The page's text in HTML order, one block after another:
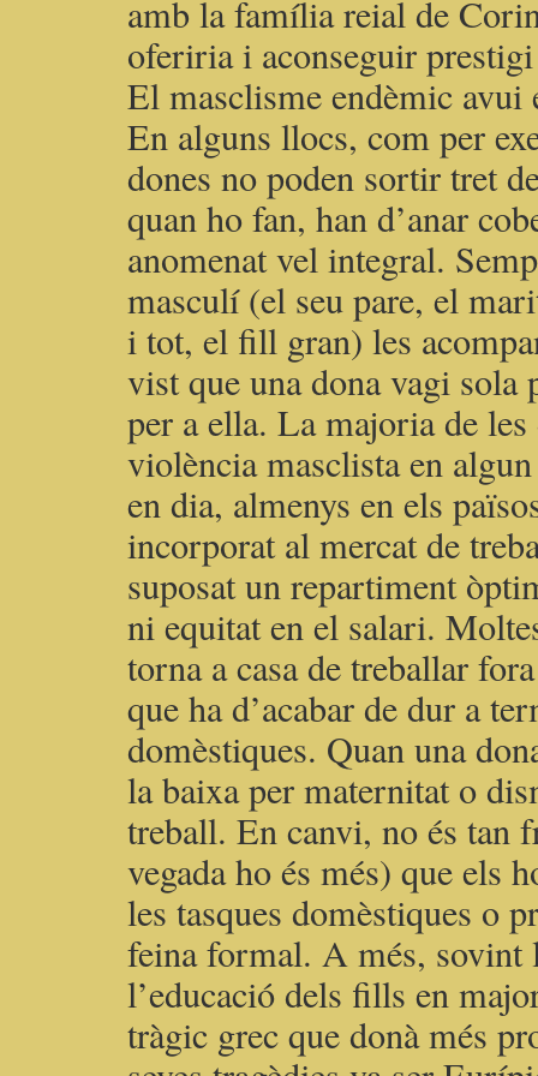
amb la família reial de
oferiria i aconseguir
El masclisme endèmic avui
En alguns llocs, com per
dones no poden sortir tret
quan ho fan, han d’anar
anomenat vel integral.
masculí (el seu pare, el
i tot, el fill gran) les
vist que una dona vagi
per a ella. La majoria de les
violència masclista en
en dia, almenys en els
incorporat al mercat de
suposat un repartiment
ni equitat en el salari.
torna a casa de treballar
que ha d’acabar de dur a
domèstiques. Quan una
la baixa per maternitat o
treball. En canvi, no és tan
vegada ho és més) que els
les tasques domèstiques o
feina formal. A més, sovint
l’educació dels fills en
tràgic grec que donà més